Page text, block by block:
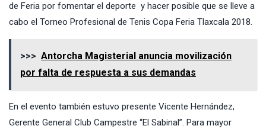
de Feria por fomentar el deporte y hacer posible que se lleve a
cabo el Torneo Profesional de Tenis Copa Feria Tlaxcala 2018.
>>> Antorcha Magisterial anuncia movilización
por falta de respuesta a sus demandas
En el evento también estuvo presente Vicente Hernández,
Gerente General Club Campestre “El Sabinal”. Para mayor